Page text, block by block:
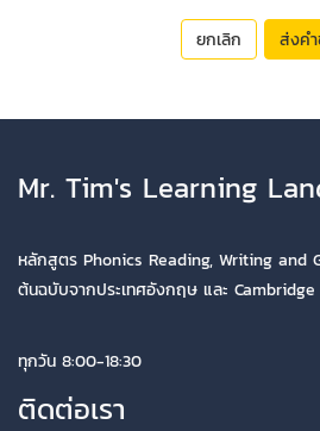
ยกเลิก ส่งค
Mr. Tim's Learning
หลักสูตร Phonics Reading, Writing and
ต้นฉบับจากประเทศอังกฤษ และ Cambridge
ทุกวัน 8:00-18:30
ติดต่อเรา